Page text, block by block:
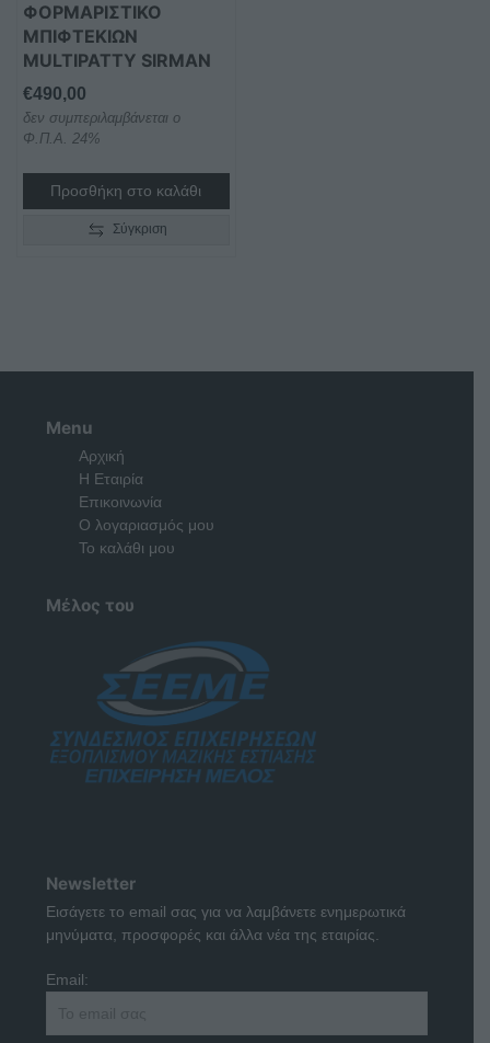
ΦΟΡΜΑΡΙΣΤΙΚΟ
ΜΠΙΦΤΕΚΙΩΝ
MULTIPATTY SIRMAN
€490,00
δεν συμπεριλαμβάνεται ο
Φ.Π.Α. 24%
Προσθήκη στο καλάθι
Σύγκριση
Menu
Αρχική
Η Εταιρία
Επικοινωνία
Ο λογαριασμός μου
Το καλάθι μου
Μέλος του
Newsletter
Εισάγετε το email σας για να λαμβάνετε ενημερωτικά
μηνύματα, προσφορές και άλλα νέα της εταιρίας.
Email: